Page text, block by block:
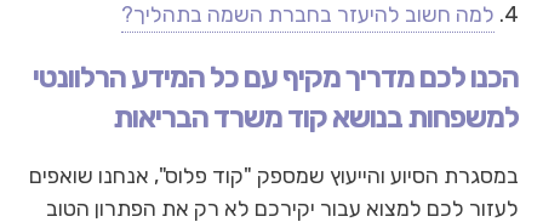
4. למה חשוב להיעזר בחברת השמה בתהליך?
הכנו לכם מדריך מקיף עם כל המידע הרלוונטי
למשפחות בנושא קוד משרד הבריאות
במסגרת הסיוע והייעוץ שמספק "קוד פלוס", אנחנו שואפים
לעזור לכם למצוא עבור יקירכם לא רק את הפתרון הטוב